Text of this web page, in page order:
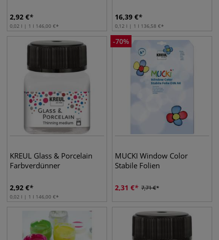
2,92 €
0,02 l | 1 l 146,00 €
16,39 €
0,12 l | 1 l 136,58 €
KREUL Glass & Porcelain
Farbverdünner
2,92 €
0,02 l | 1 l 146,00 €
-70%
MUCKI Window Color
Stabile Folien
2,31 € 7,71€